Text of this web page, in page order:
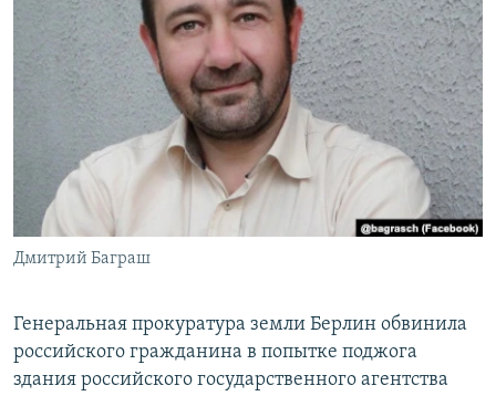
РАСПИСАНИЕ ВЕЩАНИЯ
ПОДПИШИТЕСЬ НА РАССЫЛКУ
СОЦИАЛЬНЫЕ СЕТИ
Дмитрий Баграш
Генеральная прокуратура земли Берлин обвинила
российского гражданина в попытке поджога
здания российского государственного агентства